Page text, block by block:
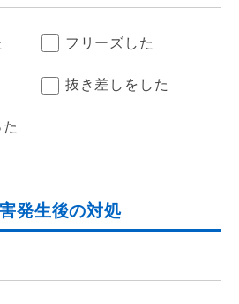
フリーズした
抜き差しをした
発生後の対処